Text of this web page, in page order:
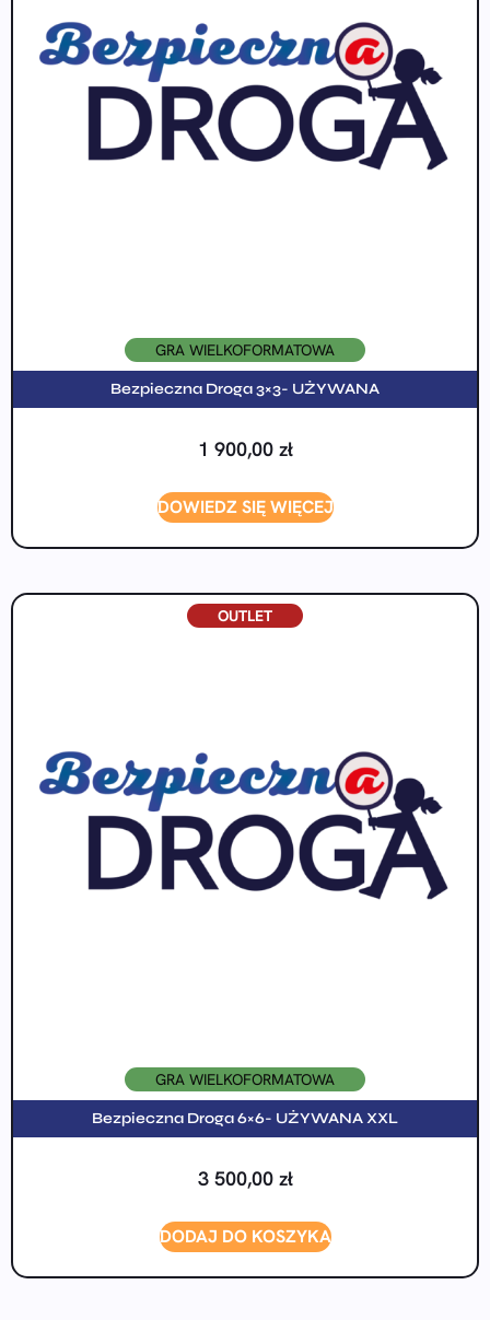
GRA WIELKOFORMATOWA
Bezpieczna Droga 3×3- UŻYWANA
1 900,00 zł
DOWIEDZ SIĘ WIĘCEJ
OUTLET
GRA WIELKOFORMATOWA
Bezpieczna Droga 6×6- UŻYWANA XXL
3 500,00 zł
DODAJ DO KOSZYKA